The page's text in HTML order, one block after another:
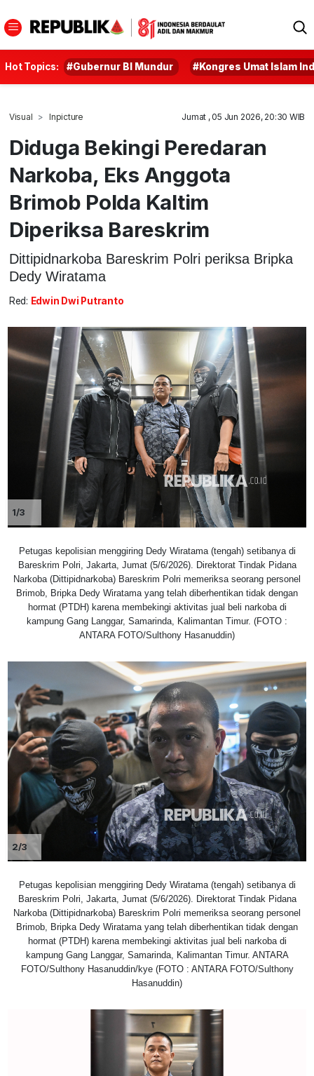
Hot Topics: #Gubernur BI Mundur #Kongres Umat Islam
Visual Inpicture Jumat , 05 Jun 2026, 20:30 WIB
Diduga Bekingi Peredaran
Narkoba, Eks Anggota
Brimob Polda Kaltim
Diperiksa Bareskrim
Dittipidnarkoba Bareskrim Polri periksa Bripka
Dedy Wiratama
Red: Edwin Dwi Putranto
1/3
Petugas kepolisian menggiring Dedy Wiratama (tengah) setibanya di
Bareskrim Polri, Jakarta, Jumat (5/6/2026). Direktorat Tindak Pidana
Narkoba (Dittipidnarkoba) Bareskrim Polri memeriksa seorang personel
Brimob, Bripka Dedy Wiratama yang telah diberhentikan tidak dengan
hormat (PTDH) karena membekingi aktivitas jual beli narkoba di
kampung Gang Langgar, Samarinda, Kalimantan Timur. (FOTO :
ANTARA FOTO/Sulthony Hasanuddin)
2/3
Petugas kepolisian menggiring Dedy Wiratama (tengah) setibanya di
Bareskrim Polri, Jakarta, Jumat (5/6/2026). Direktorat Tindak Pidana
Narkoba (Dittipidnarkoba) Bareskrim Polri memeriksa seorang personel
Brimob, Bripka Dedy Wiratama yang telah diberhentikan tidak dengan
hormat (PTDH) karena membekingi aktivitas jual beli narkoba di
kampung Gang Langgar, Samarinda, Kalimantan Timur. ANTARA
FOTO/Sulthony Hasanuddin/kye (FOTO : ANTARA FOTO/Sulthony
Hasanuddin)